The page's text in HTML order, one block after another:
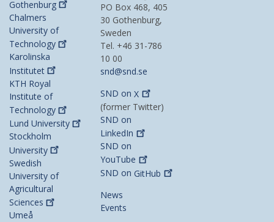
Gothenburg
Chalmers
University of
Technology
Karolinska
Institutet
KTH Royal
Institute of
Technology
Lund University
Stockholm
University
Swedish
University of
Agricultural
Sciences
Umeå
PO Box 468, 405
30 Gothenburg,
Sweden
Tel. +46 31-786
10 00
snd@snd.se
SND onX
(former Twitter)
SND on
LinkedIn
SND on
YouTube
SND on GitHub
News
Events